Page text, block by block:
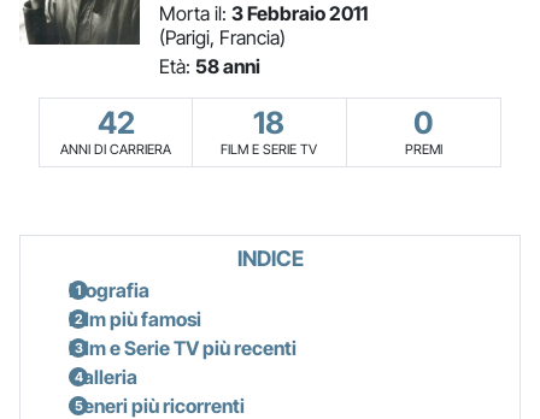
Morta il: 3 Febbraio 2011
(Parigi, Francia)
Età: 58 anni
42
ANNI DI CARRIERA
18
FILM E SERIE TV
0
PREMI
INDICE
Biografia
Film più famosi
Film e Serie TV più recenti
Galleria
Generi più ricorrenti